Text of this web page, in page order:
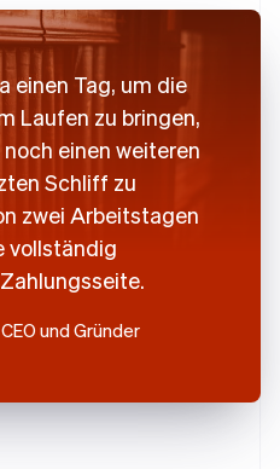
einen Tag, um die
Laufen zu bringen,
einen weiteren
Schliff zu
zwei Arbeitstagen
vollständig
und Gründer